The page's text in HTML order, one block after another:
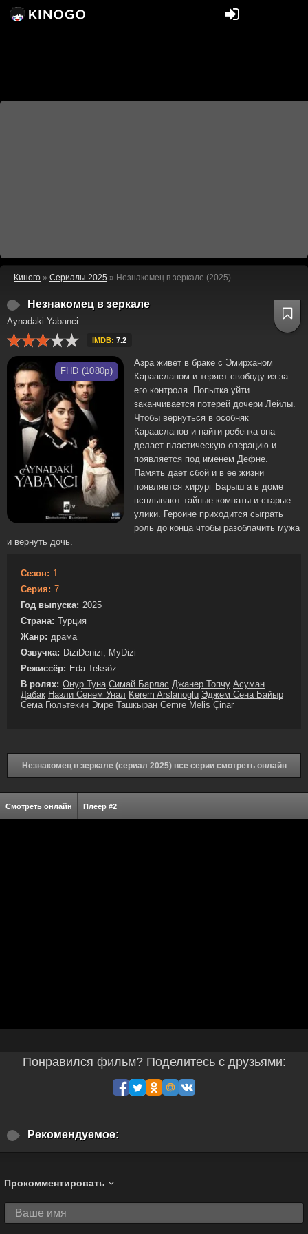
Киного » Сериалы 2025 » Незнакомец в зеркале (2025)
Незнакомец в зеркале
Aynadaki Yabanci
IMDB: 7.2
FHD (1080p)
Азра живет в браке с Эмирханом
Караасланом и теряет свободу из-за
его контроля. Попытка уйти
заканчивается потерей дочери Лейлы.
Чтобы вернуться в особняк
Караасланов и найти ребенка она
делает пластическую операцию и
появляется под именем Дефне.
Память дает сбой и в ее жизни
появляется хирург Барыш а в доме
всплывают тайные комнаты и старые
улики. Героине приходится сыграть
роль до конца чтобы разоблачить мужа
и вернуть дочь.
Сезон: 1
Серия: 7
Год выпуска: 2025
Страна: Турция
Жанр: драма
Озвучка: DiziDenizi, MyDizi
Режиссёр: Eda Teksöz
В ролях: Онур Туна Симай Барлас Джанер Топчу Асуман
Дабак Назли Сенем Унал Kerem Arslanoglu Эджем Сена Байыр
Сема Гюльтекин Эмре Ташкыран Cemre Melis Çinar
Незнакомец в зеркале (сериал 2025) все серии смотреть онлайн
Смотреть онлайн Плеер #2
Понравился фильм? Поделитесь с друзьями:
Рекомендуемое:
Прокомментировать